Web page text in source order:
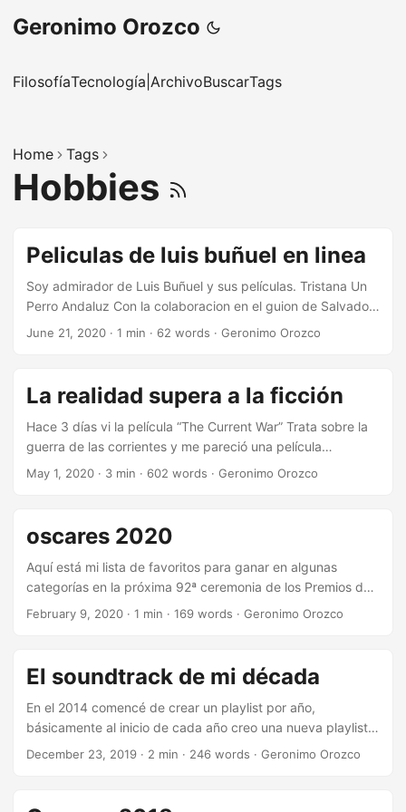
Geronimo Orozco
FilosofíaTecnología ArchivoBuscarTags
Home Tags
Hobbies
Peliculas de luis buñuel en linea
Soy admirador de Luis Buñuel y sus películas. Tristana Un
Perro Andaluz Con la colaboracion en el guion de Salvador
Dalí Belle de Jour El Angel Exterminador Los Olvidados
la Muerte El Bruto La Hija del Engaño El Gran Calavera
June 21, 2020 · 1 min · 62 words · Geronimo Orozco
La realidad supera a la ficción
Hace 3 días vi la película “The Current War” Trata sobre la
guerra de las corrientes y me pareció una película
entretenida, sin embargo como en muchas películas se
realidad era ante todo un empresario, inventor eso si pero
principalmente un empresario, y, como muchos
empresarios estaba dispuesto a promover actos
cuestionables con tal de ganar. En 1903 electrocutaron un
elefante usando corriente alterna para desprestigiar la
corriente alterna (de su competencia) y favorecer la
cara. El nacimiento de la silla eléctrica también esta
asociado a Edison aunque no directamente (Un empleado
de Edison la desarrollo). Ademas esta película se minimiza
el impacto y participación de Tesla y resaltan en cambio a
y muy injusto. ...
May 1, 2020 · 3 min · 602 words · Geronimo Orozco
oscares 2020
Aquí está mi lista de favoritos para ganar en algunas
categorías en la próxima 92ª ceremonia de los Premios de
la Academia ...
February 9, 2020 · 1 min · 169 words · Geronimo Orozco
El soundtrack de mi década
En el 2014 comencé de crear un playlist por año,
básicamente al inicio de cada año creo una nueva playlist
en spotify y conforme pasa el año y escucho rolas que me
porque en algún lado no se donde (me parece que en
December 23, 2019 · 2 min · 246 words · Geronimo Orozco